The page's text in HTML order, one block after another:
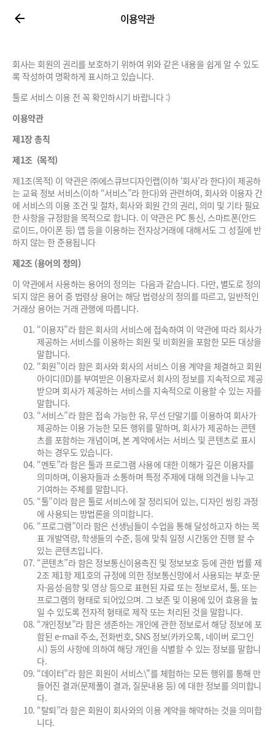
이용약관
회사는 회원의 권리를 보호하기 위하여 위와 같은 내용을 쉽게 알 수 있도
록 작성하여 명확하게 표시하고 있습니다.
툴로 서비스 이용 전 꼭 확인하시기 바랍니다 :)
이용약관
제1장 총칙
제1조 (목적)
제1조(목적) 이 약관은 ㈜에스큐브디자인랩(이하 ‘회사’라 한다)이 제공하
는 교육 정보 서비스(이하 “서비스”라 한다)와 관련하여, 회사와 이용자 간
에 서비스의 이용 조건 및 절차, 회사와 회원 간의 권리, 의미 및 기타 필요
한 사항을 규정함을 목적으로 합니다. 이 약관은 PC 통신, 스마트폰(안드
로이드, 아이폰 등) 앱 등을 이용하는 전자상거래에 대해서도 그 성질에 반
하지 않는 한 준용됩니다
제2조 (용어의 정의)
이 약관에서 사용하는 용어의 정의는 다음과 같습니다. 다만, 별도로 정의
되지 않은 용어 중 법령상 용어는 해당 법령상의 정의를 따르고, 일반적인
거래상 용어는 거래 관행에 따릅니다.
“이용자”라 함은 회사의 서비스에 접속하여 이 약관에 따라 회사가
제공하는 서비스를 이용하는 회원 및 비회원을 포함한 모든 대상을
말합니다.
“회원”이라 함은 회사와 회사의 서비스 이용 계약을 체결하고 회원
아이디(ID)를 부여받은 이용자로서 회사의 정보를 지속적으로 제공
받으며 회사가 제공하는 서비스를 지속적으로 이용할 수 있는 자를
말합니다.
“서비스”라 함은 접속 가능한 유, 무선 단말기를 이용하여 회사가
제공하는 이용 가능한 모든 행위를 말하며, 회사가 제공하는 콘텐
츠를 포함하는 개념이며, 본 계약에서는 서비스 및 콘텐츠로 표시
하는 경우도 있습니다.
“멘토”라 함은 툴과 프로그램 사용에 대한 이해가 깊은 이용자를
의미하며, 이용자들과 소통하며 특정 주제에 대해 의견을 나누고
기여하는 주체를 말합니다.
“툴”이라 함은 툴로 서비스에 잘 정리되어 있는, 디자인 씽킹 과정
에 사용되는 방법론을 의미합니다.
“프로그램”이라 함은 선생님들이 수업을 통해 달성하고자 하는 목
표 개발역량, 학생들의 수준, 등에 맞춰 일정 시간동안 진행 할 수
있는 콘텐츠입니다.
“콘텐츠”라 함은 정보통신이용촉진 및 정보보호 등에 관한 법률 제
2조 제1항 제1호의 규정에 의한 정보통신망에서 사용되는 부호·문
자·음성·음향 및 영상 등으로 표현된 자료 또는 정보로서, 툴, 또는
프로그램의 형태로 되어있으며. 그 보존 및 이용에 있어 효용을 높
일 수 있도록 전자적 형태로 제작 또는 처리된 것을 말합니다.
“개인정보”라 함은 생존하는 개인에 관한 정보로서 해당 정보에 포
함된 e-mail 주소, 전화번호, SNS 정보(카카오톡, 네이버 로그인
시) 등의 사항에 의하여 해당 개인을 식별할 수 있는 정보를 말합니
다.
“데이터”라 함은 회원이 서비스\"를 체험하는 모든 행위를 통해 만
들어진 결과(문제풀이 결과, 질문내용 등) 에 대한 정보를 의미합니
다.
“탈퇴”라 함은 회원이 회사와의 이용 계약을 해약하는 것을 의미합
니다.